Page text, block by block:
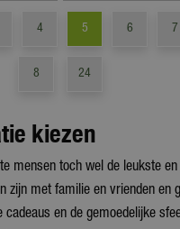
4 5 6 7
8 24
kiezen
mensen toch wel de leukste en
zijn met familie en vrienden en
cadeaus en de gemoedelijke